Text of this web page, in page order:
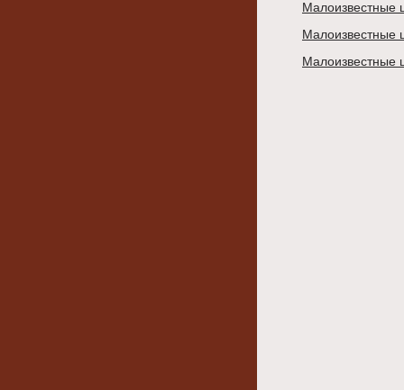
Малоизвестные
Малоизвестные
Малоизвестные